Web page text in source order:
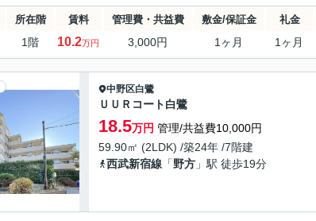
所在階 賃料 管理費・共益費 敷金/保証金 礼金
1階 10.2万円 3,000円 1ヶ月 1ヶ月
中野区白鷺
ＵＵＲコート白鷺
18.5万円 管理/共益費10,000円
59.90㎡ (2LDK) /築24年 /7階建
西武新宿線 「野方 」駅 徒歩19分